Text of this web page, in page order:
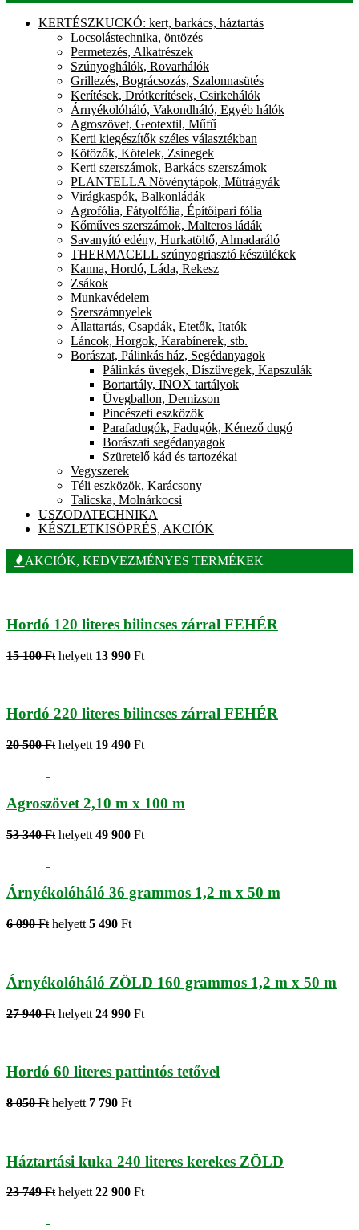
KERTÉSZKUCKÓ: kert, barkács, háztartás
Locsolástechnika, öntözés
Permetezés, Alkatrészek
Szúnyoghálók, Rovarhálók
Grillezés, Bográcsozás, Szalonnasütés
Kerítések, Drótkerítések, Csirkehálók
Árnyékolóháló, Vakondháló, Egyéb hálók
Agroszövet, Geotextil, Műfű
Kerti kiegészítők széles választékban
Kötözők, Kötelek, Zsinegek
Kerti szerszámok, Barkács szerszámok
PLANTELLA Növénytápok, Műtrágyák
Virágkaspók, Balkonládák
Agrofólia, Fátyolfólia, Építőipari fólia
Kőműves szerszámok, Malteros ládák
Savanyító edény, Hurkatöltő, Almadaráló
THERMACELL szúnyogriasztó készülékek
Kanna, Hordó, Láda, Rekesz
Zsákok
Munkavédelem
Szerszámnyelek
Állattartás, Csapdák, Etetők, Itatók
Láncok, Horgok, Karabínerek, stb.
Borászat, Pálinkás ház, Segédanyagok
Pálinkás üvegek, Díszüvegek, Kapszulák
Bortartály, INOX tartályok
Üvegballon, Demizson
Pincészeti eszközök
Parafadugók, Fadugók, Kénező dugó
Borászati segédanyagok
Szüretelő kád és tartozékai
Vegyszerek
Téli eszközök, Karácsony
Talicska, Molnárkocsi
USZODATECHNIKA
KÉSZLETKISÖPRÉS, AKCIÓK
AKCIÓK, KEDVEZMÉNYES TERMÉKEK
Hordó 120 literes bilincses zárral FEHÉR
15 100 Ft helyett 13 990 Ft
Hordó 220 literes bilincses zárral FEHÉR
20 500 Ft helyett 19 490 Ft
Agroszövet 2,10 m x 100 m
53 340 Ft helyett 49 900 Ft
Árnyékolóháló 36 grammos 1,2 m x 50 m
6 090 Ft helyett 5 490 Ft
Árnyékolóháló ZÖLD 160 grammos 1,2 m x 50 m
27 940 Ft helyett 24 990 Ft
Hordó 60 literes pattintós tetővel
8 050 Ft helyett 7 790 Ft
Háztartási kuka 240 literes kerekes ZÖLD
23 749 Ft helyett 22 900 Ft